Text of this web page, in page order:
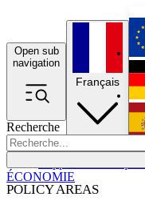
Open sub
navigation
Recherche
POLICY AREAS
Français
ÉCONOMIE